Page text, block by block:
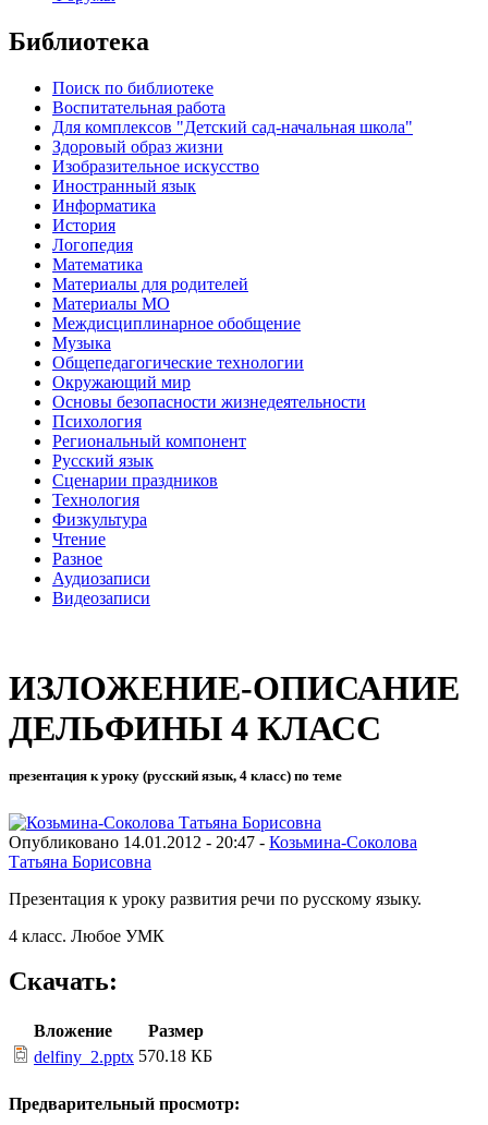
Библиотека
Поиск по библиотеке
Воспитательная работа
Для комплексов "Детский сад-начальная школа"
Здоровый образ жизни
Изобразительное искусство
Иностранный язык
Информатика
История
Логопедия
Математика
Материалы для родителей
Материалы МО
Междисциплинарное обобщение
Музыка
Общепедагогические технологии
Окружающий мир
Основы безопасности жизнедеятельности
Психология
Региональный компонент
Русский язык
Сценарии праздников
Технология
Физкультура
Чтение
Разное
Аудиозаписи
Видеозаписи
ИЗЛОЖЕНИЕ-ОПИСАНИЕ
ДЕЛЬФИНЫ 4 КЛАСС
презентация к уроку (русский язык, 4 класс) по теме
Опубликовано 14.01.2012 - 20:47 - Козьмина-Соколова
Татьяна Борисовна
Презентация к уроку развития речи по русскому языку.
4 класс. Любое УМК
Скачать:
Вложение
Размер
delfiny_2.pptx 570.18 КБ
Предварительный просмотр: